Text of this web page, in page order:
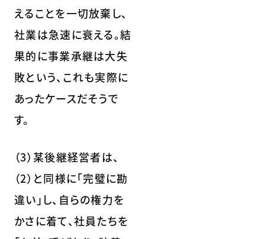
えることを一切放棄し、
社業は急速に衰える。結
果的に事業承継は大失
敗という、これも実際に
あったケースだそうで
す。
（3）某後継経営者は、
（2）と同様に｢完璧に勘
違い」し、自らの権力を
かさに着て、社員たちを